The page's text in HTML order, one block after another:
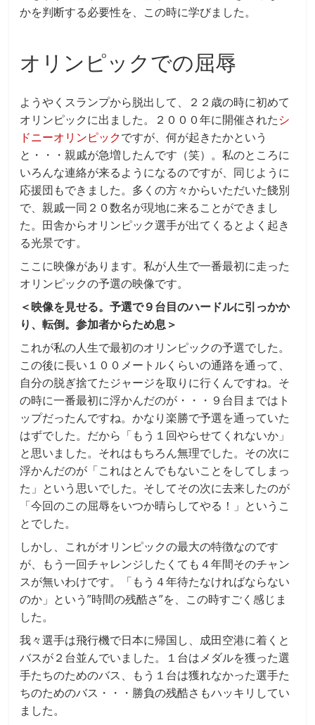
かを判断する必要性を、この時に学びました。
オリンピックでの屈辱
ようやくスランプから脱出して、２２歳の時に初めて
オリンピックに出ました。２０００年に開催されたシ
ドニーオリンピックですが、何が起きたかという
と・・・親戚が急増したんです（笑）。私のところに
いろんな連絡が来るようになるのですが、同じように
応援団もできました。多くの方々からいただいた餞別
で、親戚一同２０数名が現地に来ることができまし
た。田舎からオリンピック選手が出てくるとよく起き
る光景です。
ここに映像があります。私が人生で一番最初に走った
オリンピックの予選の映像です。
＜映像を見せる。予選で９台目のハードルに引っかか
り、転倒。参加者からため息＞
これが私の人生で最初のオリンピックの予選でした。
この後に長い１００メートルくらいの通路を通って、
自分の脱ぎ捨てたジャージを取りに行くんですね。そ
の時に一番最初に浮かんだのが・・・９台目まではト
ップだったんですね。かなり楽勝で予選を通っていた
はずでした。だから「もう１回やらせてくれないか」
と思いました。それはもちろん無理でした。その次に
浮かんだのが「これはとんでもないことをしてしまっ
た」という思いでした。そしてその次に去来したのが
「今回のこの屈辱をいつか晴らしてやる！」というこ
とでした。
しかし、これがオリンピックの最大の特徴なのです
が、もう一回チャレンジしたくても４年間そのチャン
スが無いわけです。「もう４年待たなければならない
のか」という”時間の残酷さ”を、この時すごく感じま
した。
我々選手は飛行機で日本に帰国し、成田空港に着くと
バスが２台並んでいました。１台はメダルを獲った選
手たちのためのバス、もう１台は獲れなかった選手た
ちのためのバス・・・勝負の残酷さもハッキリしてい
ました。